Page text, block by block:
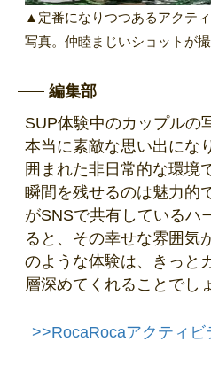
▲定番になりつつあるアクテ
写真。仲睦まじいショットが
編集部
SUP体験中のカップルの
本当に素敵な思い出にな
囲まれた非日常的な環境
瞬間を残せるのは魅力的
がSNSで共有しているハ
ると、その幸せな雰囲気
のような体験は、きっと
層深めてくれることでし
>>RocaRocaアクティ